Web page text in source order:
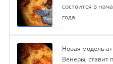
состоится в
года
Новая модель
Венеры, ставит